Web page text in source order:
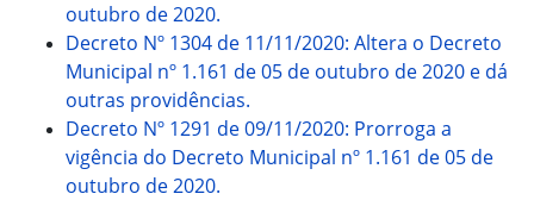
outubro de 2020.
Decreto Nº 1304 de 11/11/2020: Altera o Decreto
Municipal nº 1.161 de 05 de outubro de 2020 e dá
outras providências.
Decreto Nº 1291 de 09/11/2020: Prorroga a
vigência do Decreto Municipal nº 1.161 de 05 de
outubro de 2020.